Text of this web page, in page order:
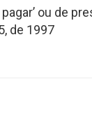
ou de
de 1997